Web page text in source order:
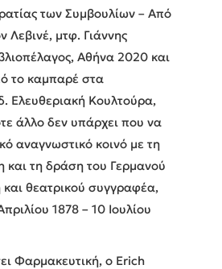
των Συμβουλίων – Από
Λεβινέ, μτφ. Γιάννης
Αθήνα 2020 και
το καμπαρέ στα
Ελευθεριακή Κουλτούρα,
άλλο δεν υπάρχει που να
αναγνωστικό κοινό με τη
και τη δράση του Γερμανού
και θεατρικού συγγραφέα,
1878 – 10 Ιουλίου
Φαρμακευτική, ο Erich